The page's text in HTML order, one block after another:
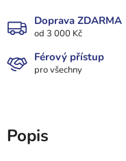
Doprava ZDARMA
od 3 000 Kč
Férový přístup
pro všechny
Popis